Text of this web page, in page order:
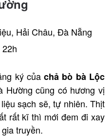
Hải Châu, Đà Nẵng
ký củachả bò bà Lộc
Hường cũng có hương vị
sạch sẽ, tự nhiên. Thịt
rất kĩ thì mới đem đi xay
truyền.